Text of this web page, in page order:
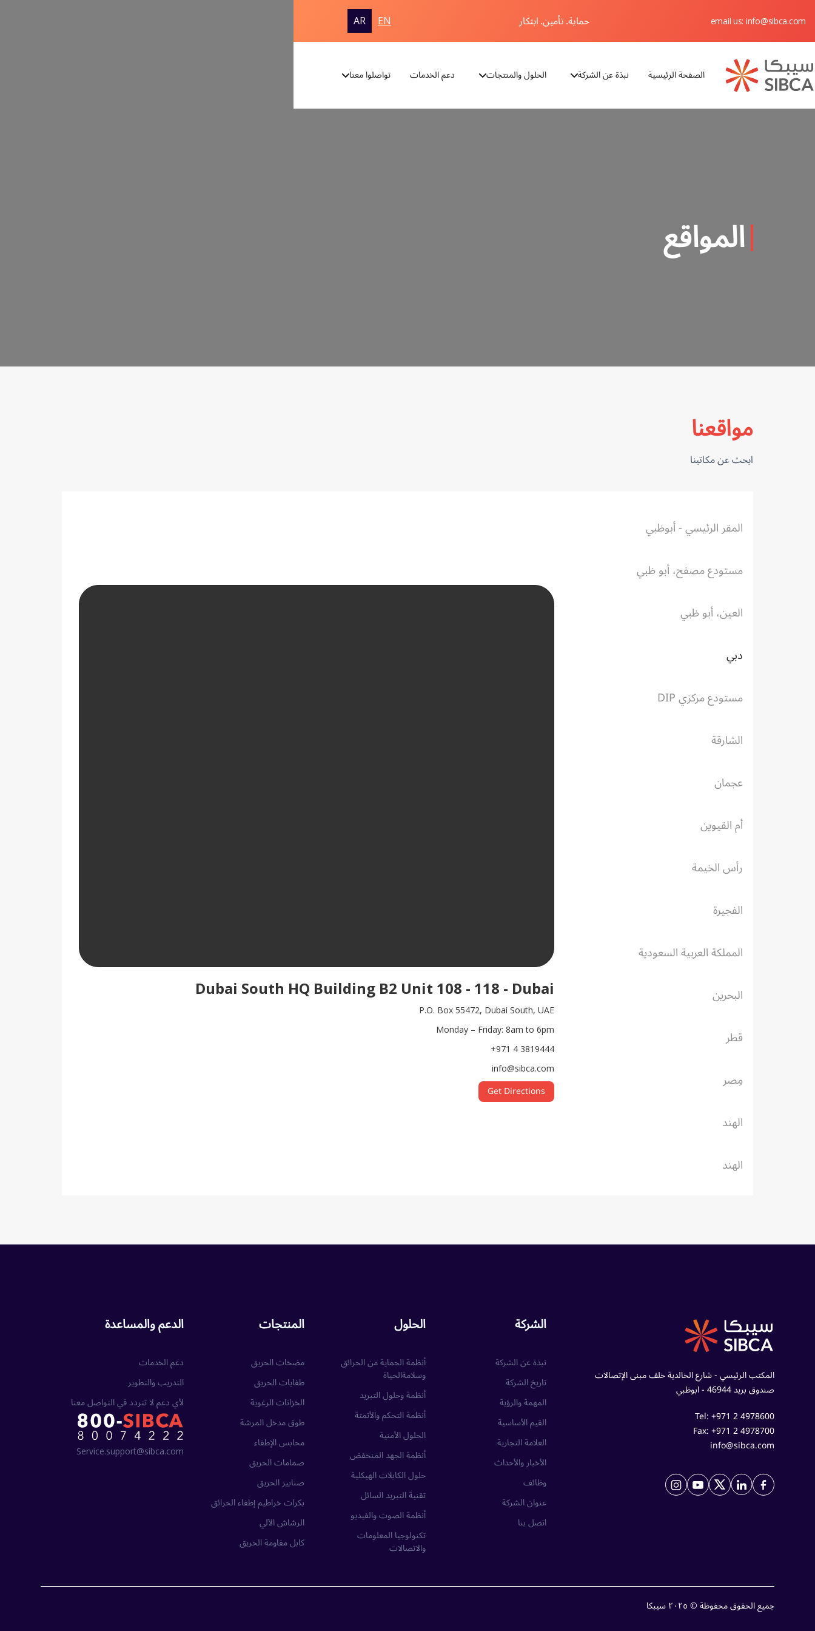
email us: info@sibca.com حماية. تأمين. ابتكار EN
AR
الصفحة الرئيسية نبذة عن الشركة الحلول والمنتجات دعم الخدمات تواصلوا معنا
المواقع
مواقعنا
ابحث عن مكاتبنا
المقر الرئيسي - أبوظبي
مستودع مصفح، أبو ظبي
العين، أبو ظبي
دبي
مستودع مركزي DIP
الشارقة
عجمان
أم القيوين
رأس الخيمة
الفجيرة
المملكة العربية السعودية
البحرين
قطر
مِصر
الهند
الهند
Dubai South HQ Building B2 Unit 108 - 118 - Dubai
P.O. Box 55472, Dubai South, UAE
Monday – Friday: 8am to 6pm
+971 4 3819444
info@sibca.com
Get Directions
المكتب الرئيسي - شارع الخالدية خلف مبنى الإتصالات
صندوق بريد 46944 - ابوظبي
Tel: +971 2 4978600
Fax: +971 2 4978700
info@sibca.com
الشركة
نبذة عن الشركة
تاريخ الشركة
المهمة والرؤية
القيم الأساسية
العلامة التجارية
الأخبار والأحداث
وظائف
عنوان الشركة
اتصل بنا
الحلول
أنظمة الحماية من الحرائق
وسلامةالحياة
أنظمة وحلول التبريد
أنظمة التحكم والأتمتة
الحلول الأمنية
أنظمة الجهد المنخفض
حلول الكابلات الهيكلية
تقنية التبريد السائل
أنظمة الصوت والفيديو
تكنولوجيا المعلومات
والاتصالات
المنتجات
مضخات الحريق
طفايات الحريق
الخزانات الرغوية
طوق مدخل المرشة
محابس الإطفاء
صمامات الحريق
صنابير الحريق
بكرات خراطيم إطفاء الحرائق
الرشاش الآلي
كابل مقاومة الحريق
الدعم والمساعدة
دعم الخدمات
التدريب والتطوير
لأي دعم لا تتردد في التواصل معنا
Service.support@sibca.com
جميع الحقوق محفوظة © ٢٠٢٥ سيبكا